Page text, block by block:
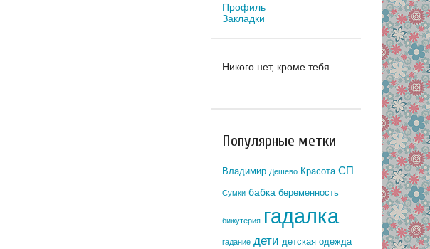
Профиль
Закладки
Никого нет, кроме тебя.
Популярные метки
Владимир Дешево Красота СП
Сумки бабка беременность
бижутерия гадалка
гадание дети детская одежда